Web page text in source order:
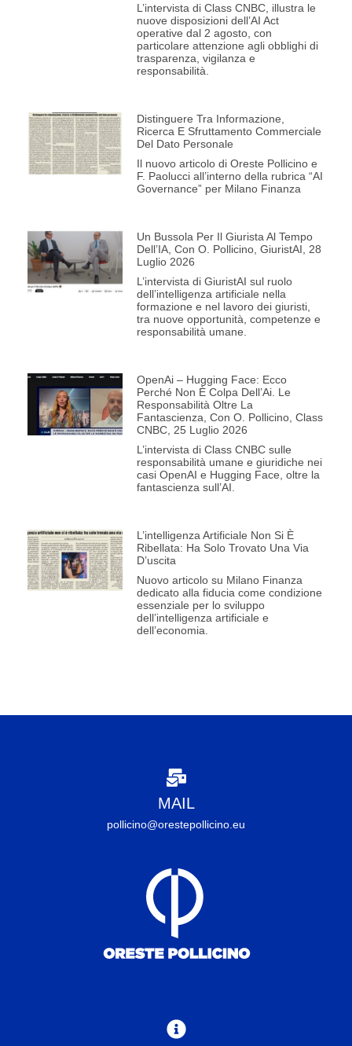
L’intervista di Class CNBC, illustra le
nuove disposizioni dell’AI Act
operative dal 2 agosto, con
particolare attenzione agli obblighi di
trasparenza, vigilanza e
responsabilità.
Distinguere Tra Informazione,
Ricerca E Sfruttamento Commerciale
Del Dato Personale
Il nuovo articolo di Oreste Pollicino e
F. Paolucci all’interno della rubrica “AI
Governance” per Milano Finanza
Un Bussola Per Il Giurista Al Tempo
Dell’IA, Con O. Pollicino, GiuristAI, 28
Luglio 2026
L’intervista di GiuristAI sul ruolo
dell’intelligenza artificiale nella
formazione e nel lavoro dei giuristi,
tra nuove opportunità, competenze e
responsabilità umane.
OpenAi – Hugging Face: Ecco
Perché Non È Colpa Dell’Ai. Le
Responsabilità Oltre La
Fantascienza, Con O. Pollicino, Class
CNBC, 25 Luglio 2026
L’intervista di Class CNBC sulle
responsabilità umane e giuridiche nei
casi OpenAI e Hugging Face, oltre la
fantascienza sull’AI.
L’intelligenza Artificiale Non Si È
Ribellata: Ha Solo Trovato Una Via
D’uscita
Nuovo articolo su Milano Finanza
dedicato alla fiducia come condizione
essenziale per lo sviluppo
dell’intelligenza artificiale e
dell’economia.
MAIL
pollicino@orestepollicino.eu